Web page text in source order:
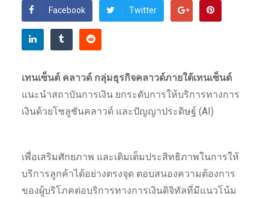
Facebook Twitter
เทนเซ็นต์ คลาวด์ กลุ่มธุรกิจคลาวด์ภายใต้เทนเซ็นต์
แนะนำสถาบันการเงิน ยกระดับการให้บริการทางการ
เงินด้วยโซลูชันคลาวด์ และปัญญาประดิษฐ์ (AI)
เพื่อเสริมศักยภาพ และเติมเต็มประสิทธิภาพในการให้
บริการลูกค้าได้อย่างตรงจุด ตอบสนองความต้องการ
ของผู้บริโภคต่อบริการทางการเงินดิจิทัลที่มีแนวโน้ม